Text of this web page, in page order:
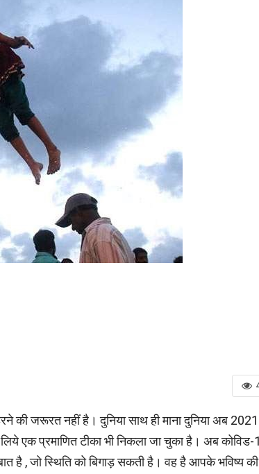
की जरूरत नहीं है। दुनिया साथ ही माना दुनिया अब
एक प्रमाणित टीका भी निकला जा चुका है। अब कोविड-
है , जो स्थिति को बिगाड़ सकती है। वह है आपके भविष्‍य